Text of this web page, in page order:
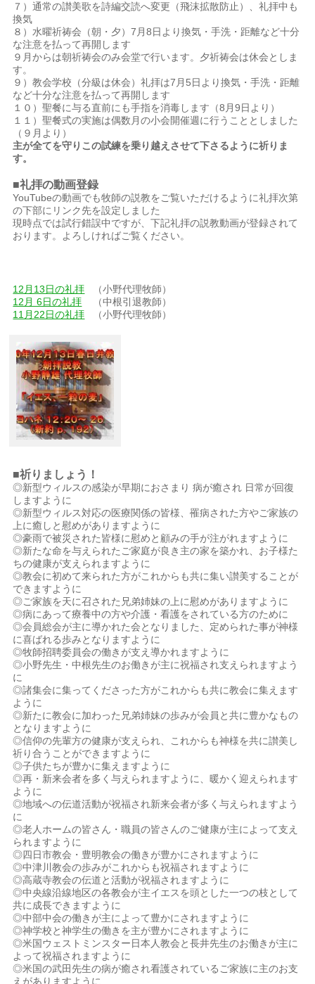
７）通常の讃美歌を詩編交読へ変更（飛沫拡散防止）、礼拝中も
換気
８）水曜祈祷会（朝・夕）7月8日より換気・手洗・距離など十分
な注意を払って再開します
９月からは朝祈祷会のみ会堂で行います。夕祈祷会は休会としま
す。
９）教会学校（分級は休会）礼拝は7月5日より換気・手洗・距離
など十分な注意を払って再開します
１０）聖餐に与る直前にも手指を消毒します（8月9日より）
１１）聖餐式の実施は偶数月の小会開催週に行うこととしました
（９月より）
主が全てを守りこの試練を乗り越えさせて下さるように祈りま
す。
■礼拝の動画登録
YouTubeの動画でも牧師の説教をご覧いただけるように礼拝次第
の下部にリンク先を設定しました
現時点では試行錯誤中ですが、下記礼拝の説教動画が登録されて
おります。よろしければご覧ください。
12月13日の礼拝 （小野代理牧師）
12月 6日の礼拝 （中根引退教師）
11月22日の礼拝 （小野代理牧師）
■祈りましょう！
◎新型ウィルスの感染が早期におさまり 病が癒され 日常が回復
しますように
◎新型ウィルス対応の医療関係の皆様、罹病された方やご家族の
上に癒しと慰めがありますように
◎豪雨で被災された皆様に慰めと顧みの手が注がれますように
◎新たな命を与えられたご家庭が良き主の家を築かれ、お子様た
ちの健康が支えられますように
◎教会に初めて来られた方がこれからも共に集い讃美することが
できますように
◎ご家族を天に召された兄弟姉妹の上に慰めがありますように
◎病にあって療養中の方や介護・看護をされている方のために
◎会員総会が主に導かれた会となりました、定められた事が神様
に喜ばれる歩みとなりますように
◎牧師招聘委員会の働きが支え導かれますように
◎小野先生・中根先生のお働きが主に祝福され支えられますよう
に
◎諸集会に集ってくださった方がこれからも共に教会に集えます
ように
◎新たに教会に加わった兄弟姉妹の歩みが会員と共に豊かなもの
となりますように
◎信仰の先輩方の健康が支えられ、これからも神様を共に讃美し
祈り合うことができますように
◎子供たちが豊かに集えますように
◎再・新来会者を多く与えられますように、暖かく迎えられます
ように
◎地域への伝道活動が祝福され新来会者が多く与えられますよう
に
◎老人ホームの皆さん・職員の皆さんのご健康が主によって支え
られますように
◎四日市教会・豊明教会の働きが豊かにされますように
◎中津川教会の歩みがこれからも祝福されますように
◎高蔵寺教会の伝道と活動が祝福されますように
◎中央線沿線地区の各教会が主イエスを頭とした一つの枝として
共に成長できますように
◎中部中会の働きが主によって豊かにされますように
◎神学校と神学生の働きを主が豊かにされますように
◎米国ウェストミンスター日本人教会と長井先生のお働きが主に
よって祝福されますように
◎米国の武田先生の病が癒され看護されているご家族に主のお支
えがありますように